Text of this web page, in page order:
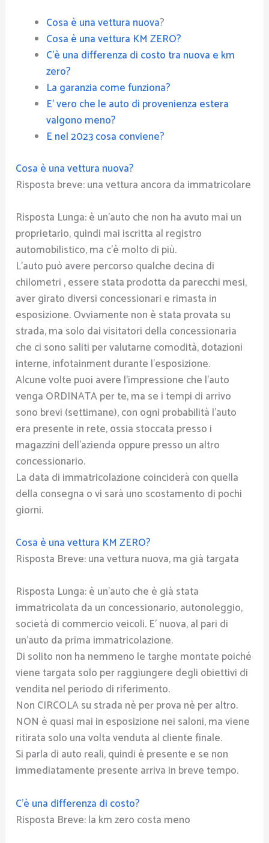
Cosa è una vettura nuova?
Cosa è una vettura KM ZERO?
C’è una differenza di costo tra nuova e km
zero?
La garanzia come funziona?
E’ vero che le auto di provenienza estera
valgono meno?
E nel 2023 cosa conviene?
Cosa è una vettura nuova?
Risposta breve: una vettura ancora da immatricolare
Risposta Lunga: è un’auto che non ha avuto mai un
proprietario, quindi mai iscritta al registro
automobilistico, ma c’è molto di più.
L’auto può avere percorso qualche decina di
chilometri , essere stata prodotta da parecchi mesi,
aver girato diversi concessionari e rimasta in
esposizione. Ovviamente non è stata provata su
strada, ma solo dai visitatori della concessionaria
che ci sono saliti per valutarne comodità, dotazioni
interne, infotainment durante l’esposizione.
Alcune volte puoi avere l’impressione che l’auto
venga ORDINATA per te, ma se i tempi di arrivo
sono brevi (settimane), con ogni probabilità l’auto
era presente in rete, ossia stoccata presso i
magazzini dell’azienda oppure presso un altro
concessionario.
La data di immatricolazione coinciderà con quella
della consegna o vi sarà uno scostamento di pochi
giorni.
Cosa è una vettura KM ZERO?
Risposta Breve: una vettura nuova, ma già targata
Risposta Lunga: è un’auto che è già stata
immatricolata da un concessionario, autonoleggio,
società di commercio veicoli. E’ nuova, al pari di
un’auto da prima immatricolazione.
Di solito non ha nemmeno le targhe montate poiché
viene targata solo per raggiungere degli obiettivi di
vendita nel periodo di riferimento.
Non CIRCOLA su strada nè per prova nè per altro.
NON è quasi mai in esposizione nei saloni, ma viene
ritirata solo una volta venduta al cliente finale.
Si parla di auto reali, quindi è presente e se non
immediatamente presente arriva in breve tempo.
C’è una differenza di costo?
Risposta Breve: la km zero costa meno